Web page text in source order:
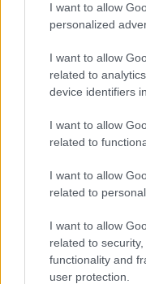
I want to allow
personalized
I want to allow
related to
device identifiers
I want to allow
related to
I want to allow
related to
I want to allow
related to
functionality and
user protection.
A szerző, Nemes
A mű ezt a
alapossággal. Nem
Kifinomult
kellemes szürke-
szerző